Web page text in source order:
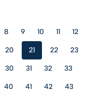
8 9 10 11 12
20 21 22 23
30 31 32 33
40 41 42 43